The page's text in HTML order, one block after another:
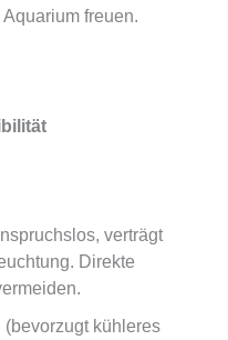
freuen.
verträgt
Direkte
(bevorzugt kühleres